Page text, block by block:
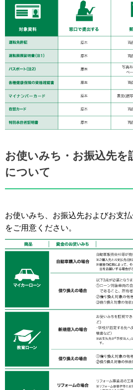
お使いみち・お振込先を
について
お使いみち、お振込先およびお支
をご用意ください。